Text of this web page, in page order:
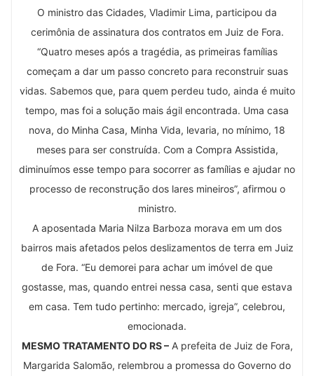
O ministro das Cidades, Vladimir Lima, participou da
cerimônia de assinatura dos contratos em Juiz de Fora.
“Quatro meses após a tragédia, as primeiras famílias
começam a dar um passo concreto para reconstruir suas
vidas. Sabemos que, para quem perdeu tudo, ainda é muito
tempo, mas foi a solução mais ágil encontrada. Uma casa
nova, do Minha Casa, Minha Vida, levaria, no mínimo, 18
meses para ser construída. Com a Compra Assistida,
diminuímos esse tempo para socorrer as famílias e ajudar no
processo de reconstrução dos lares mineiros”, afirmou o
ministro.
A aposentada Maria Nilza Barboza morava em um dos
bairros mais afetados pelos deslizamentos de terra em Juiz
de Fora. “Eu demorei para achar um imóvel de que
gostasse, mas, quando entrei nessa casa, senti que estava
em casa. Tem tudo pertinho: mercado, igreja”, celebrou,
emocionada.
MESMO TRATAMENTO DO RS –A prefeita de Juiz de Fora,
Margarida Salomão, relembrou a promessa do Governo do